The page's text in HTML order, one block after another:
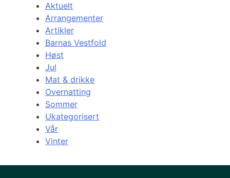
Aktuelt
Arrangementer
Artikler
Barnas Vestfold
Høst
Jul
Mat & drikke
Overnatting
Sommer
Ukategorisert
Vår
Vinter